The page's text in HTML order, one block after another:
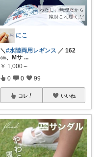
にこ
＼ #水陸両用レギンス ／ 162
㎝、Mサ ...
￥ 1,000～
0 0 99
コレ いいね